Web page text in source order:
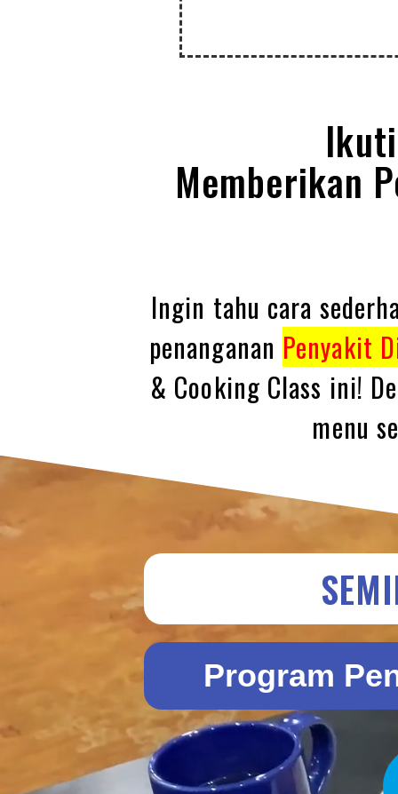
Memberikan
Ingin tahu cara
penanganan Penyakit
& Cooking Class ini!
menu
Program